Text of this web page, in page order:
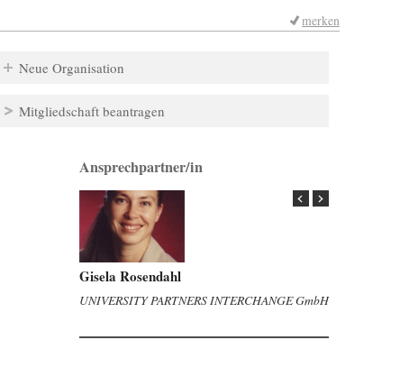
merken
Neue Organisation
Mitgliedschaft beantragen
Ansprechpartner/in
Gisela Rosendahl
UNIVERSITY PARTNERS INTERCHANGE GmbH